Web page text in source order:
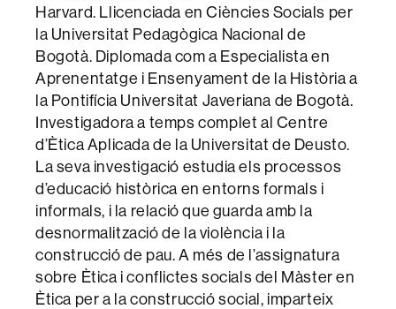
Harvard. Llicenciada en Ciències Socials per
la Universitat Pedagògica Nacional de
Bogotà. Diplomada com a Especialista en
Aprenentatge i Ensenyament de la Història a
la Pontifícia Universitat Javeriana de Bogotà.
Investigadora a temps complet al Centre
d’Ètica Aplicada de la Universitat de Deusto.
La seva investigació estudia els processos
d’educació històrica en entorns formals i
informals, i la relació que guarda amb la
desnormalització de la violència i la
construcció de pau. A més de l’assignatura
sobre Ètica i conflictes socials del Màster en
Ètica per a la construcció social, imparteix